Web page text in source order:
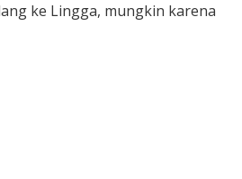
ke Lingga, mungkin karena